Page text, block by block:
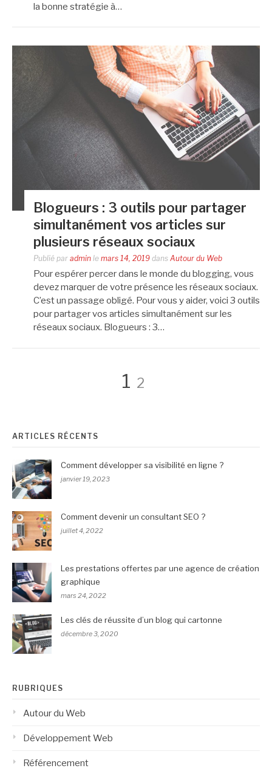
la bonne stratégie à…
Blogueurs : 3 outils pour partager
simultanément vos articles sur
plusieurs réseaux sociaux
Publié par admin le mars 14, 2019 dans Autour du Web
Pour espérer percer dans le monde du blogging, vous
devez marquer de votre présence les réseaux sociaux.
C’est un passage obligé. Pour vous y aider, voici 3 outils
pour partager vos articles simultanément sur les
réseaux sociaux. Blogueurs : 3…
Pagination
des
publications
Page
1 Page
2
ARTICLES RÉCENTS
Comment développer sa visibilité en ligne ?
janvier 19, 2023
Comment devenir un consultant SEO ?
juillet 4, 2022
Les prestations offertes par une agence de création
graphique
mars 24, 2022
Les clés de réussite d’un blog qui cartonne
décembre 3, 2020
RUBRIQUES
Autour du Web
Développement Web
Référencement